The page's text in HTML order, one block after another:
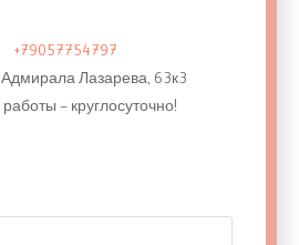
+79057754797
Лазарева, 63к3
— круглосуточно!